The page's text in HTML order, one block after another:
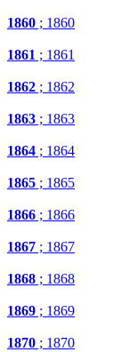
1860 ; 1860
1861 ; 1861
1862 ; 1862
1863 ; 1863
1864 ; 1864
1865 ; 1865
1866 ; 1866
1867 ; 1867
1868 ; 1868
1869 ; 1869
1870 ; 1870